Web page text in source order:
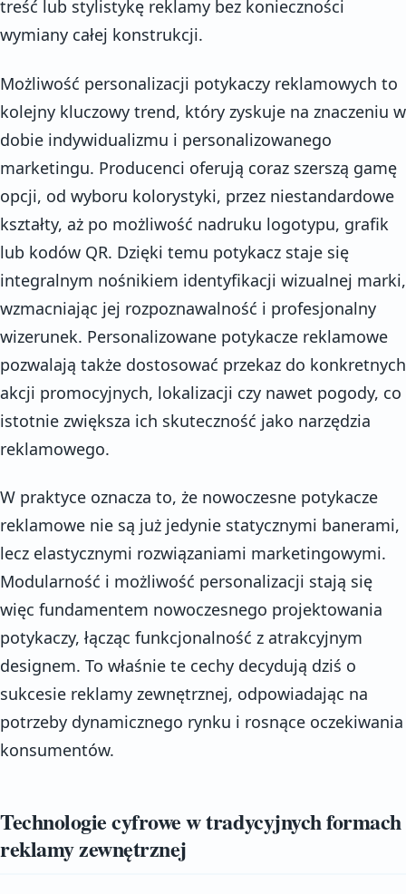
treść lub stylistykę reklamy bez konieczności
wymiany całej konstrukcji.
Możliwość personalizacji potykaczy reklamowych to
kolejny kluczowy trend, który zyskuje na znaczeniu w
dobie indywidualizmu i personalizowanego
marketingu. Producenci oferują coraz szerszą gamę
opcji, od wyboru kolorystyki, przez niestandardowe
kształty, aż po możliwość nadruku logotypu, grafik
lub kodów QR. Dzięki temu potykacz staje się
integralnym nośnikiem identyfikacji wizualnej marki,
wzmacniając jej rozpoznawalność i profesjonalny
wizerunek. Personalizowane potykacze reklamowe
pozwalają także dostosować przekaz do konkretnych
akcji promocyjnych, lokalizacji czy nawet pogody, co
istotnie zwiększa ich skuteczność jako narzędzia
reklamowego.
W praktyce oznacza to, że nowoczesne potykacze
reklamowe nie są już jedynie statycznymi banerami,
lecz elastycznymi rozwiązaniami marketingowymi.
Modularność i możliwość personalizacji stają się
więc fundamentem nowoczesnego projektowania
potykaczy, łącząc funkcjonalność z atrakcyjnym
designem. To właśnie te cechy decydują dziś o
sukcesie reklamy zewnętrznej, odpowiadając na
potrzeby dynamicznego rynku i rosnące oczekiwania
konsumentów.
Technologie cyfrowe w tradycyjnych formach
reklamy zewnętrznej